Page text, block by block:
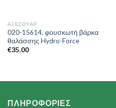
ΑΞΕΣΟΥΆΡ
020-15614. φουσκωτή βάρκα
θαλάσσης Hydro-Force
€35.00
ΠΛΗΡΟΦΟΡΙΕΣ